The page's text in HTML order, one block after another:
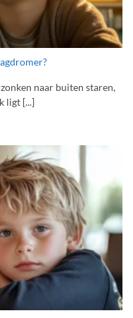
naar buiten staren,
ligt [...]